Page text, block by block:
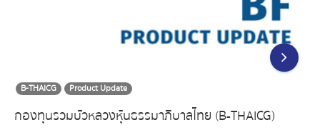
B-THAICG Product Update
กองทุนรวมบัวหลวงหุ้นธรรมาภิบาลไทย (B-THAICG)